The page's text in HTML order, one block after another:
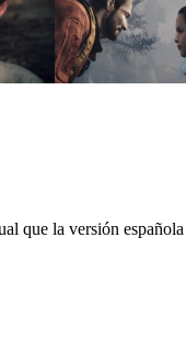
que la versión española